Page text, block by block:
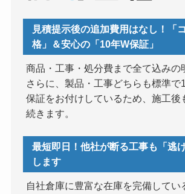
見積提示後の追加費用はなし！「
格」＆安心の「10年W保証」
商品・工事・処分費まで全て込みの
さらに、製品・工事どちらも標準で
保証をお付けしているため、施工後
続きます。
最短即日！他社が断る工事も「逃
します
自社倉庫に豊富な在庫を完備してい